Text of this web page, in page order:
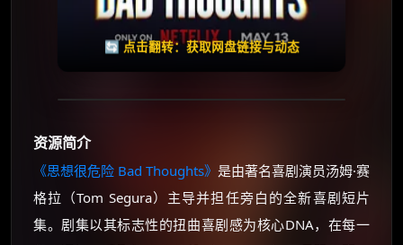
🔄 点击翻转：获取网盘链接与动态
失效请反馈
🧧️
天天领红包
资源简介
《思想很危险 Bad Thoughts》 是由著名喜剧演员汤姆·赛
格拉（Tom Segura）主导并担任旁白的全新喜剧短片
集。剧集以其标志性的扭曲喜剧感为核心DNA，在每一